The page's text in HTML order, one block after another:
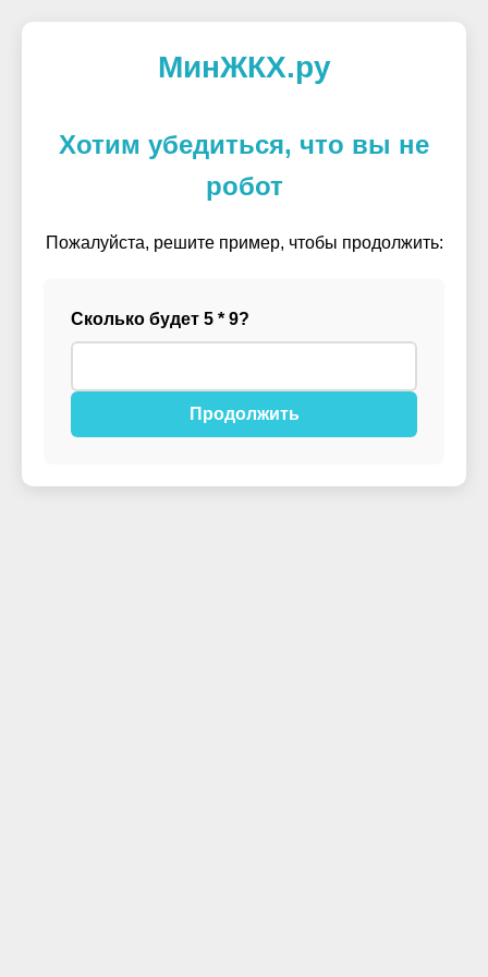
МинЖКХ.ру
Хотим убедиться, что вы не
робот
Пожалуйста, решите пример, чтобы продолжить:
Сколько будет 5 * 9?
Продолжить